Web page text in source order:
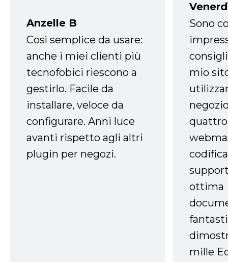
Anzelle B
Così semplice da usare:
anche i miei clienti più
tecnofobici riescono a
gestirlo. Facile da
installare, veloce da
configurare. Anni luce
avanti rispetto agli altri
plugin per negozi.
Sono
mio
ottima
mille